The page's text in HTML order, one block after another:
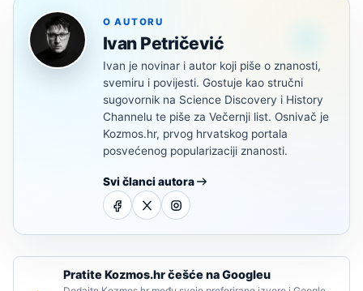
O AUTORU
Ivan Petričević
Ivan je novinar i autor koji piše o znanosti,
svemiru i povijesti. Gostuje kao stručni
sugovornik na Science Discovery i History
Channelu te piše za Večernji list. Osnivač je
Kozmos.hr, prvog hrvatskog portala
posvećenog popularizaciji znanosti.
Svi članci autora
Pratite Kozmos.hr češće na Googleu